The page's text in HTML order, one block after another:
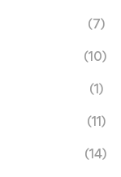
(7)
(10)
(1)
(11)
(14)